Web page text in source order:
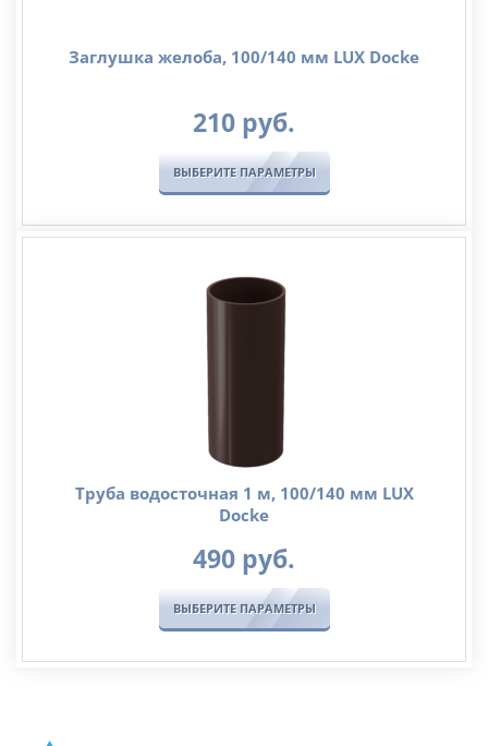
Заглушка желоба, 100/140 мм LUX Docke
210 руб.
ВЫБЕРИТЕ ПАРАМЕТРЫ
Труба водосточная 1 м, 100/140 мм LUX
Docke
490 руб.
ВЫБЕРИТЕ ПАРАМЕТРЫ